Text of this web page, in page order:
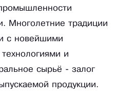
Многолетние традиции
с новейшими
и
сырьё - залог
продукции.